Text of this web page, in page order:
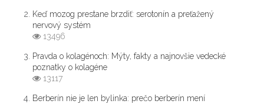
Keď mozog prestane brzdiť: serotonín a preťažený
nervový systém
13496
Pravda o kolagénoch: Mýty, fakty a najnovšie vedecké
poznatky o kolagéne
13117
Berberín nie je len bylinka: prečo berberín mení